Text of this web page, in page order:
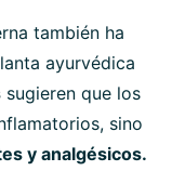
también ha
ayurvédica
sugieren que los
sino
y analgésicos.